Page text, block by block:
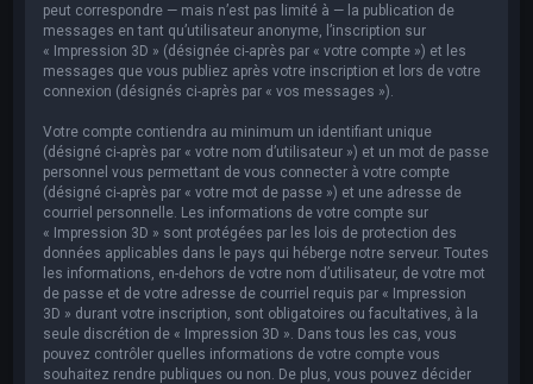
peut correspondre — mais n’est pas limité à — la publication de
messages en tant qu’utilisateur anonyme, l’inscription sur
« Impression 3D » (désignée ci-après par « votre compte ») et les
messages que vous publiez après votre inscription et lors de votre
connexion (désignés ci-après par « vos messages »).
Votre compte contiendra au minimum un identifiant unique
(désigné ci-après par « votre nom d’utilisateur ») et un mot de passe
personnel vous permettant de vous connecter à votre compte
(désigné ci-après par « votre mot de passe ») et une adresse de
courriel personnelle. Les informations de votre compte sur
« Impression 3D » sont protégées par les lois de protection des
données applicables dans le pays qui héberge notre serveur. Toutes
les informations, en-dehors de votre nom d’utilisateur, de votre mot
de passe et de votre adresse de courriel requis par « Impression
3D » durant votre inscription, sont obligatoires ou facultatives, à la
seule discrétion de « Impression 3D ». Dans tous les cas, vous
pouvez contrôler quelles informations de votre compte vous
souhaitez rendre publiques ou non. De plus, vous pouvez décider